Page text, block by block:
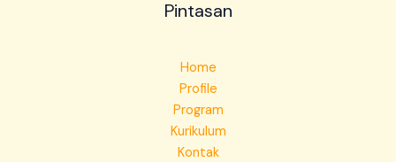
Pintasan
Home
Profile
Program
Kurikulum
Kontak